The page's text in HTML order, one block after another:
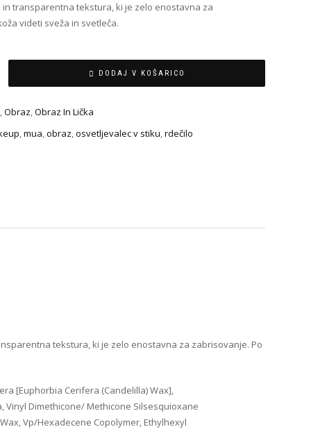
transparentna tekstura, ki je zelo enostavna za
videti sveža in svetleča.
DODAJ V KOŠARICO
,Obraz,Obraz In Lička
,mua,obraz,osvetljevalec v stiku,rdečilo
tekstura, ki je zelo enostavna za zabrisovanje. Po
[Euphorbia Cerifera (Candelilla) Wax],
Vinyl Dimethicone/ Methicone Silsesquioxane
Vp/Hexadecene Copolymer, Ethylhexyl